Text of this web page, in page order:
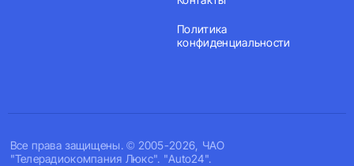
Все права защищены. © 2005-2026, ЧАО
"Телерадиокомпания Люкс". "Auto24".
Политика
конфиденциальности